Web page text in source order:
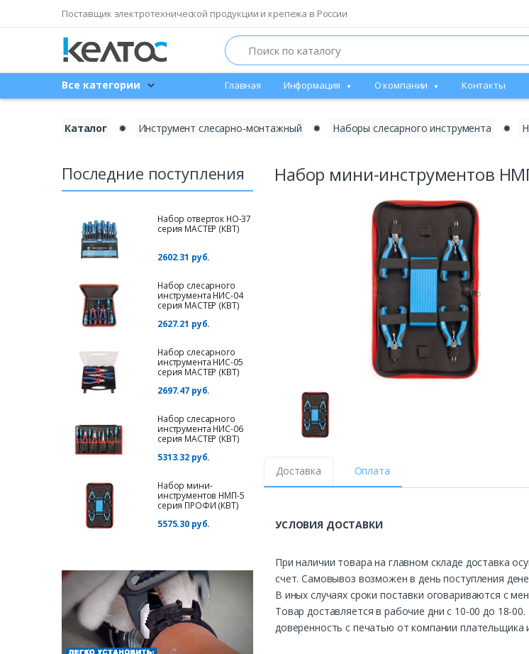
Поставщик электротехнической продукции и крепежа в России
Search
Все категории Главная Информация О компании Контакты
Каталог ✹ Инструмент слесарно-монтажный ✹ Наборы слесарного инструмента ✹
Последние поступления
Набор отверток НО-37
серия МАСТЕР (КВТ)
2602.31 руб.
Набор слесарного
инструмента НИС-04
серия МАСТЕР (КВТ)
2627.21 руб.
Набор слесарного
инструмента НИС-05
серия МАСТЕР (КВТ)
2697.47 руб.
Набор слесарного
инструмента НИС-06
серия МАСТЕР (КВТ)
5313.32 руб.
Набор мини-
инструментов НМП-5
серия ПРОФИ (КВТ)
5575.30 руб.
Набор мини-инструментов
Доставка Оплата
УСЛОВИЯ ДОСТАВКИ
При наличии товара на главном складе доставка
счет. Самовывоз возможен в день поступления
В иных случаях сроки поставки оговариваются с
Товар доставляется в рабочие дни с 10-00 до 18-
доверенность с печатью от компании плательщика